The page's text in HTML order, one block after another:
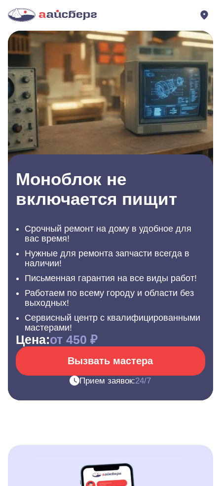
Моноблок не
включается пищит
Срочный ремонт на дому в удобное для
вас время!
Нужные для ремонта запчасти всегда в
наличии!
Письменная гарантия на все виды работ!
Работаем по всему городу и области без
выходных!
Сервисный центр с квалифицированными
мастерами!
Цена:от 450 ₽
Вызвать мастера
Прием заявок:24/7